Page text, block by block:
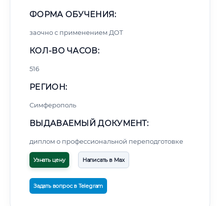
ФОРМА ОБУЧЕНИЯ:
заочно с применением ДОТ
КОЛ-ВО ЧАСОВ:
516
РЕГИОН:
Симферополь
ВЫДАВАЕМЫЙ ДОКУМЕНТ:
диплом о профессиональной переподготовке
Узнать цену Написать в Max
Задать вопрос в Telegram